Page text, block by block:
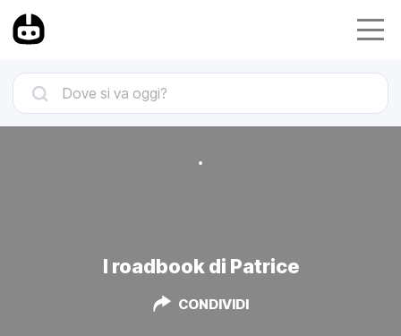
I roadbook di Patrice
CONDIVIDI